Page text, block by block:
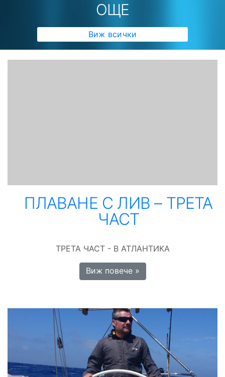
ОЩЕ
Виж всички
ПЛАВАНЕ С ЛИВ – ТРЕТА
ЧАСТ
ТРЕТА ЧАСТ - В АТЛАНТИКА
Виж повече »